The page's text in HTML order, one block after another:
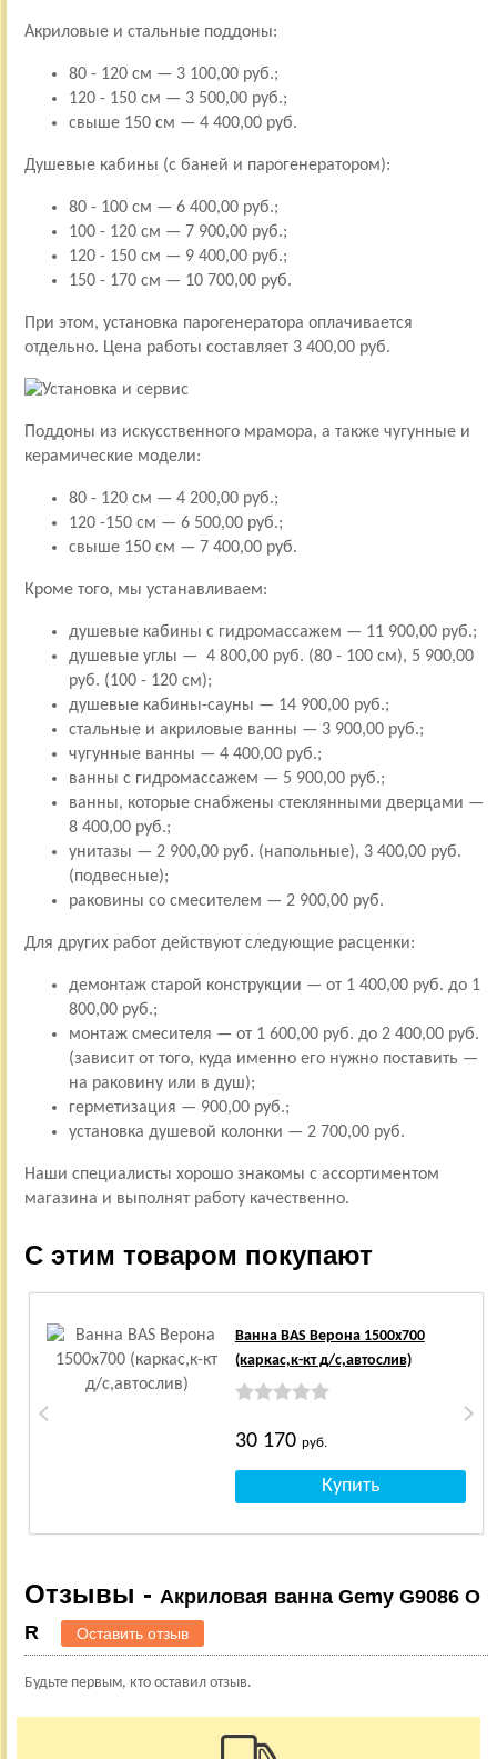
Акриловые и стальные поддоны:
80 - 120 см — 3 100,00 руб.;
120 - 150 см — 3 500,00 руб.;
свыше 150 см — 4 400,00 руб.
Душевые кабины (с баней и парогенератором):
80 - 100 см — 6 400,00 руб.;
100 - 120 см — 7 900,00 руб.;
120 - 150 см — 9 400,00 руб.;
150 - 170 см — 10 700,00 руб.
При этом, установка парогенератора оплачивается
отдельно. Цена работы составляет 3 400,00 руб.
Поддоны из искусственного мрамора, а также чугунные и
керамические модели:
80 - 120 см — 4 200,00 руб.;
120 -150 см — 6 500,00 руб.;
свыше 150 см — 7 400,00 руб.
Кроме того, мы устанавливаем:
душевые кабины с гидромассажем — 11 900,00 руб.;
душевые углы — 4 800,00 руб. (80 - 100 см), 5 900,00
руб. (100 - 120 см);
душевые кабины-сауны — 14 900,00 руб.;
стальные и акриловые ванны — 3 900,00 руб.;
чугунные ванны — 4 400,00 руб.;
ванны с гидромассажем — 5 900,00 руб.;
ванны, которые снабжены стеклянными дверцами —
8 400,00 руб.;
унитазы — 2 900,00 руб. (напольные), 3 400,00 руб.
(подвесные);
раковины со смесителем — 2 900,00 руб.
Для других работ действуют следующие расценки:
демонтаж старой конструкции — от 1 400,00 руб. до 1
800,00 руб.;
монтаж смесителя — от 1 600,00 руб. до 2 400,00 руб.
(зависит от того, куда именно его нужно поставить —
на раковину или в душ);
герметизация — 900,00 руб.;
установка душевой колонки — 2 700,00 руб.
Наши специалисты хорошо знакомы с ассортиментом
магазина и выполнят работу качественно.
С этим товаром покупают
Ванна BAS Верона 1500х700
(каркас,к-кт д/с,автослив)
30 170 руб.
Отзывы - Акриловая ванна Gemy G9086 O
R
Оставить отзыв
Будьте первым, кто оставил отзыв.